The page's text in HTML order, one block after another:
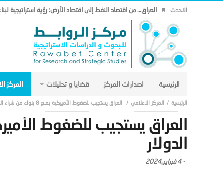
الاحدث العراق… من اقتصاد النفط إلى اقتصاد الأرض: رؤية استراتيجية
الرئيسية اصدارات المركز قضايا و تحليلات المركز
المركز الاعلامي العراق يستجيب للضغوط الأميركية بمنع 8 بنوك من شراء الدولار
الدولار
-4 فبراير,2024